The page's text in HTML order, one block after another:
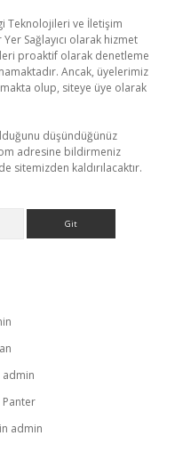
Teknolojileri ve İletişim
Sağlayıcı olarak hizmet
proaktif olarak denetleme
Ancak, üyelerimiz
olup, siteye üye olarak
düşündüğünüz
adresine bildirmeniz
sitemizden kaldırılacaktır.
admin
Panter
admin